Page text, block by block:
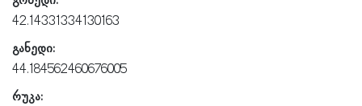
42.14331334130163
განედი:
44.184562460676005
რუკა: